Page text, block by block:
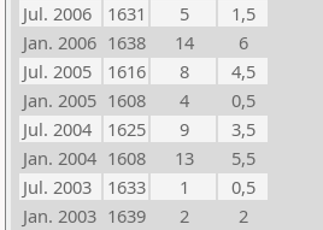
Jul. 2006
1631 5
1,5
Jan. 2006 1638 14
6
Jul. 2005
1616 8
4,5
Jan. 2005 1608 4
0,5
Jul. 2004
1625 9
3,5
Jan. 2004 1608 13
5,5
Jul. 2003
1633 1
0,5
Jan. 2003 1639 2
2